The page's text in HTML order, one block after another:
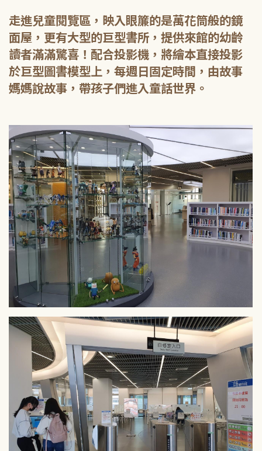
走進兒童閱覽區，映入眼簾的是萬花筒般的鏡
面屋，更有大型的巨型書所，提供來館的幼齡
讀者滿滿驚喜！配合投影機，將繪本直接投影
於巨型圖書模型上，每週日固定時間，由故事
媽媽說故事，帶孩子們進入童話世界。